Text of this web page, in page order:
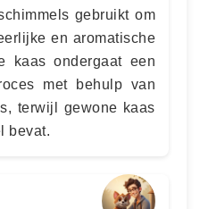
gebruikt om
en aromatische
kaas ondergaat een
met behulp van
terwijl gewone kaas
bevat.